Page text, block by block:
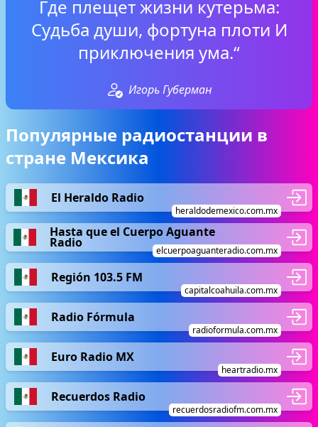
Где плещет жизни кутерьма:
Судьба души, фортуна плоти И
приключения ума.“
Игорь Губерман
Популярные радиостанции в
стране Мексика
El Heraldo Radio
heraldodemexico.com.mx
Hasta que el Cuerpo Aguante
Radio
elcuerpoaguanteradio.com.mx
Región 103.5 FM
capitalcoahuila.com.mx
Radio Fórmula
radioformula.com.mx
Euro Radio MX
heartradio.mx
Recuerdos Radio
recuerdosradiofm.com.mx